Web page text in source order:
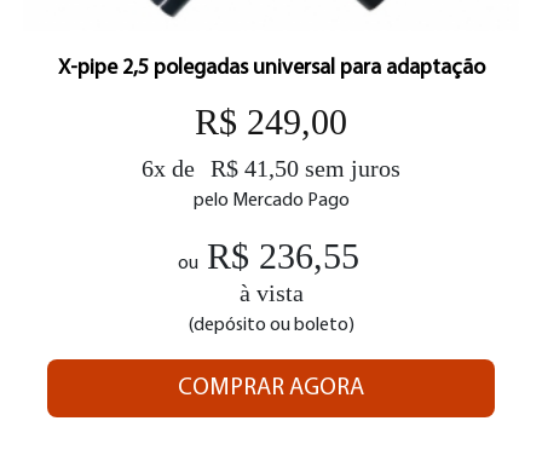
X-pipe 2,5 polegadas universal para adaptação
R$ 249,00
6x de R$ 41,50 sem juros
pelo Mercado Pago
ou R$ 236,55
à vista
(depósito ou boleto)
COMPRAR AGORA